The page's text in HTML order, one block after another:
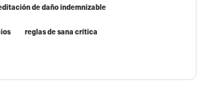
de daño indemnizable
reglas de sana crítica